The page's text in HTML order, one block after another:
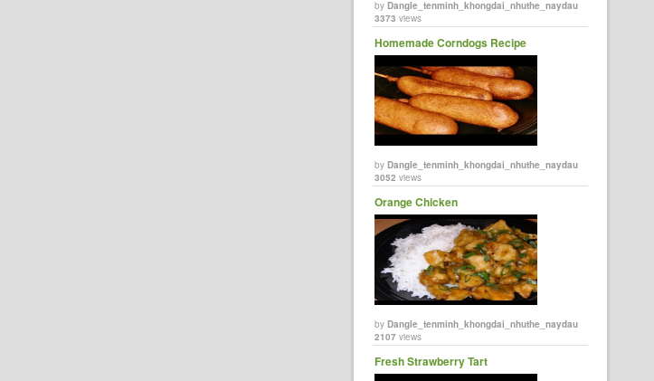
byDangle_tenminh_khongdai_nhuthe_naydau
3373 views
Homemade Corndogs Recipe
byDangle_tenminh_khongdai_nhuthe_naydau
3052 views
Orange Chicken
byDangle_tenminh_khongdai_nhuthe_naydau
2107 views
Fresh Strawberry Tart